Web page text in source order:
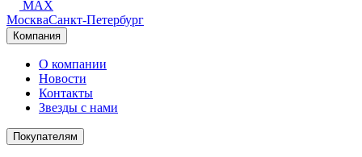
MAX
МоскваСанкт-Петербург
Компания
О компании
Новости
Контакты
Звезды с нами
Покупателям